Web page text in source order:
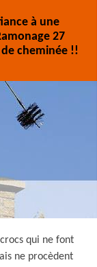
à une
27
cheminée !!
qui ne font
ne procèdent